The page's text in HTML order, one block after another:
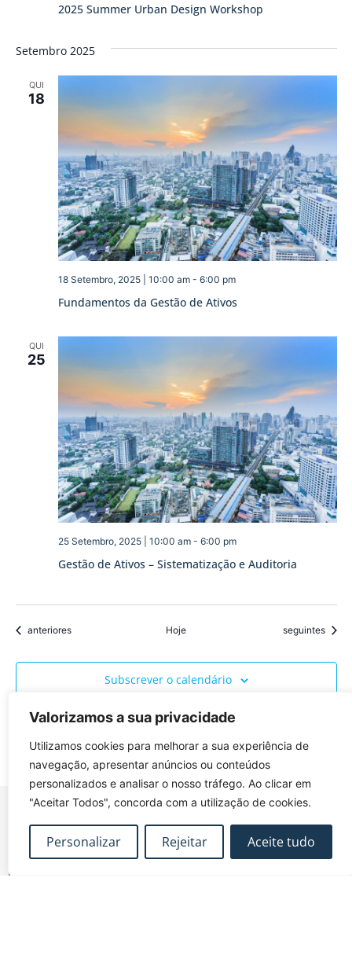
Valorizamos a sua privacidade
Utilizamos cookies para melhorar a sua experiência de
navegação, apresentar anúncios ou conteúdos
personalizados e analisar o nosso tráfego. Ao clicar em
"Aceitar Todos", concorda com a utilização de cookies.
Personalizar Rejeitar Aceite tudo
2025 Summer Urban Design Workshop
Setembro 2025
QUI
18
Fundamentos da Gestão de Ativos
18 Setembro, 2025 | 10:00 am- 6:00 pm
QUI
25
Gestão de Ativos – Sistematização e Auditoria
25 Setembro, 2025 | 10:00 am- 6:00 pm
Eventos
anteriores Hoje Eventos
seguintes
Subscrever o calendário
FUNDEC – Associação para a Formação e o